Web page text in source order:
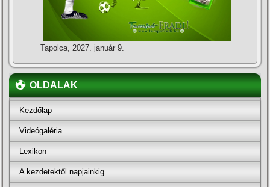
Tapolca, 2027. január 9.
OLDALAK
Kezdőlap
Videógaléria
Lexikon
A kezdetektől napjainkig